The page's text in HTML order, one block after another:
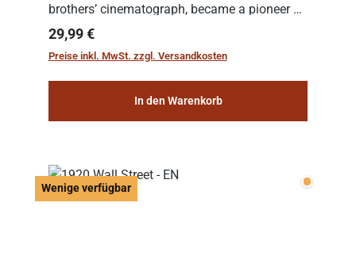
brothers’ cinematograph, became a pioneer of
cinema. In 1902, he filmed his most famous
work: “Le Voyage dans la Lune” (“A Trip to...
Regulärer Preis:
29,99 €
Preise inkl. MwSt. zzgl. Versandkosten
In den Warenkorb
Wenige verfügbar Wenige